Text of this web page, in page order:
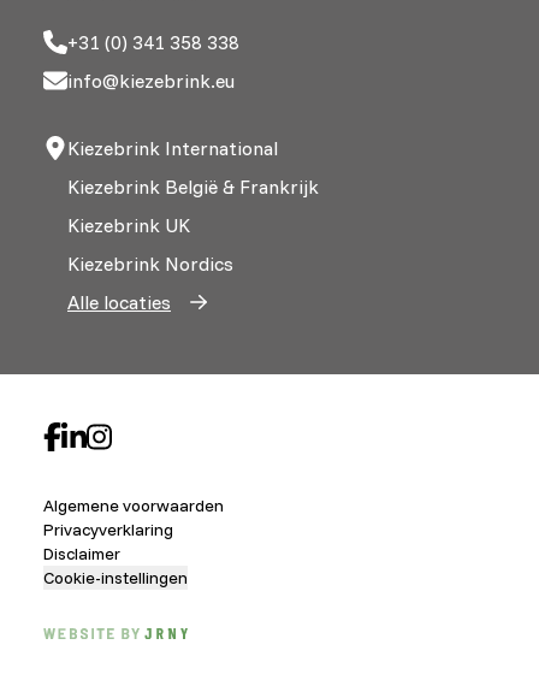
+31 (0) 341 358 338
info@kiezebrink.eu
Kiezebrink International
Kiezebrink België & Frankrijk
Kiezebrink UK
Kiezebrink Nordics
Alle locaties
Algemene voorwaarden
Privacyverklaring
Disclaimer
Cookie-instellingen